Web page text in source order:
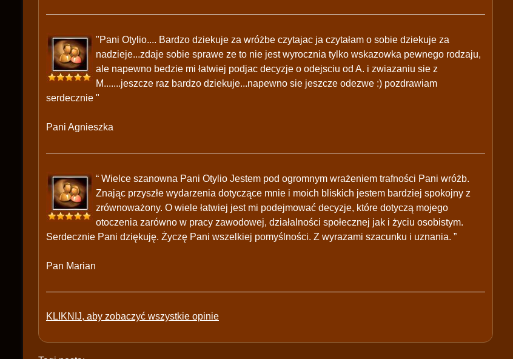
"Pani Otylio.... Bardzo dziekuje za wróżbe czytajac ja czytałam o sobie dziekuje za
nadzieje...zdaje sobie sprawe ze to nie jest wyrocznia tylko wskazowka pewnego rodzaju,
ale napewno bedzie mi łatwiej podjac decyzje o odejsciu od A. i zwiazaniu sie z
M.......jeszcze raz bardzo dziekuje...napewno sie jeszcze odezwe :) pozdrawiam
serdecznie "
Pani Agnieszka
“ Wielce szanowna Pani Otylio Jestem pod ogromnym wrażeniem trafności Pani wróżb.
Znając przyszłe wydarzenia dotyczące mnie i moich bliskich jestem bardziej spokojny z
zrównoważony. O wiele łatwiej jest mi podejmować decyzje, które dotyczą mojego
otoczenia zarówno w pracy zawodowej, działalności społecznej jak i życiu osobistym.
Serdecznie Pani dziękuję. Życzę Pani wszelkiej pomyślności. Z wyrazami szacunku i uznania. ”
Pan Marian
KLIKNIJ, aby zobaczyć wszystkie opinie